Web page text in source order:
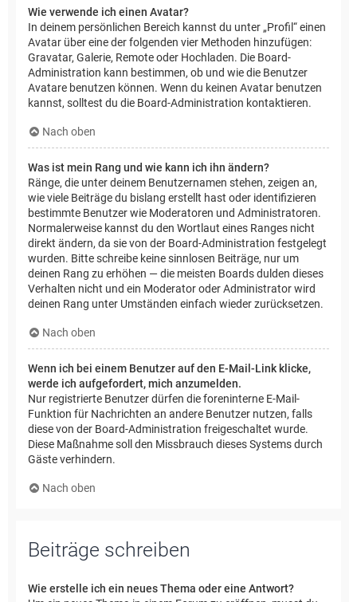
Wie verwende ich einen Avatar?
In deinem persönlichen Bereich kannst du unter „Profil“ einen
Avatar über eine der folgenden vier Methoden hinzufügen:
Gravatar, Galerie, Remote oder Hochladen. Die Board-
Administration kann bestimmen, ob und wie die Benutzer
Avatare benutzen können. Wenn du keinen Avatar benutzen
kannst, solltest du die Board-Administration kontaktieren.
Nach oben
Was ist mein Rang und wie kann ich ihn ändern?
Ränge, die unter deinem Benutzernamen stehen, zeigen an,
wie viele Beiträge du bislang erstellt hast oder identifizieren
bestimmte Benutzer wie Moderatoren und Administratoren.
Normalerweise kannst du den Wortlaut eines Ranges nicht
direkt ändern, da sie von der Board-Administration festgelegt
wurden. Bitte schreibe keine sinnlosen Beiträge, nur um
deinen Rang zu erhöhen — die meisten Boards dulden dieses
Verhalten nicht und ein Moderator oder Administrator wird
deinen Rang unter Umständen einfach wieder zurücksetzen.
Nach oben
Wenn ich bei einem Benutzer auf den E-Mail-Link klicke,
werde ich aufgefordert, mich anzumelden.
Nur registrierte Benutzer dürfen die foreninterne E-Mail-
Funktion für Nachrichten an andere Benutzer nutzen, falls
diese von der Board-Administration freigeschaltet wurde.
Diese Maßnahme soll den Missbrauch dieses Systems durch
Gäste verhindern.
Nach oben
Beiträge schreiben
Wie erstelle ich ein neues Thema oder eine Antwort?